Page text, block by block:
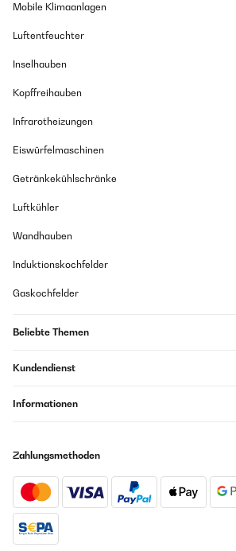
Mobile Klimaanlagen
Luftentfeuchter
Inselhauben
Kopffreihauben
Infrarotheizungen
Eiswürfelmaschinen
Getränkekühlschränke
Luftkühler
Wandhauben
Induktionskochfelder
Gaskochfelder
Beliebte Themen
Kundendienst
Informationen
Zahlungsmethoden